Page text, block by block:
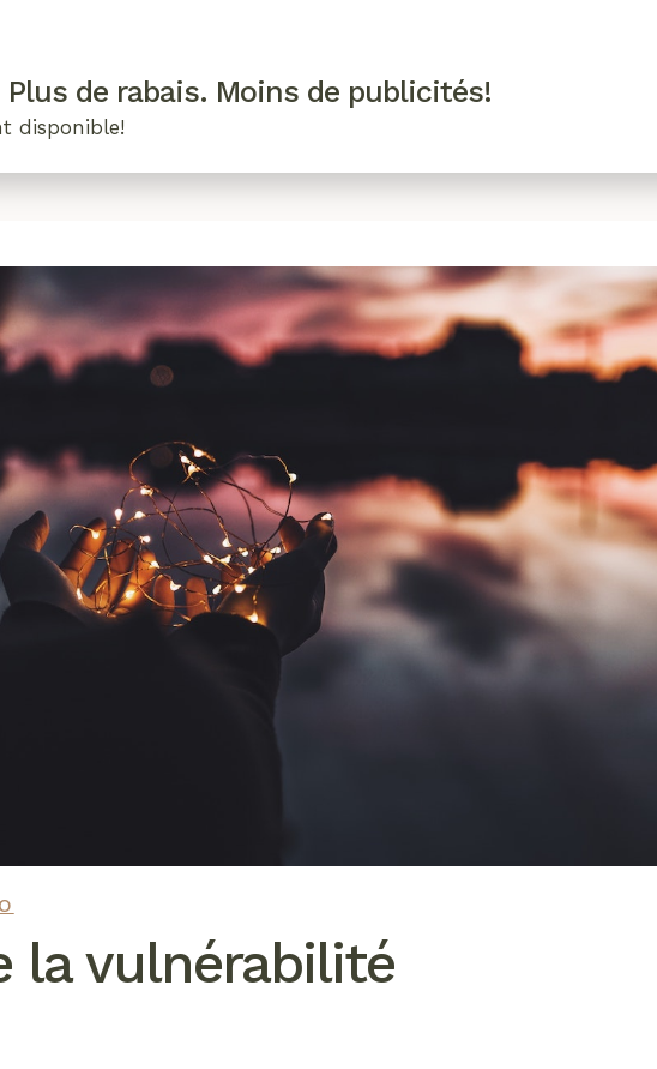
la vulnérabilité
de rabais. Moins de publicités!
disponible!